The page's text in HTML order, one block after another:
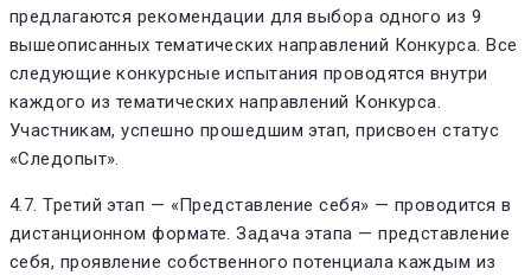
предлагаются рекомендации для выбора одного из 9
вышеописанных тематических направлений Конкурса. Все
следующие конкурсные испытания проводятся внутри
каждого из тематических направлений Конкурса.
Участникам, успешно прошедшим этап, присвоен статус
«Следопыт».
4.7. Третий этап — «Представление себя» — проводится в
дистанционном формате. Задача этапа — представление
себя, проявление собственного потенциала каждым из